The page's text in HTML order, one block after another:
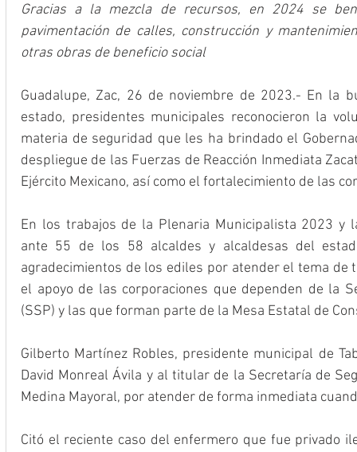
Gracias a la mezcla de recursos, en 2024 se
pavimentación de calles, construcción y
otras obras de beneficio social
Guadalupe, Zac, 26 de noviembre de 2023.- En la
estado, presidentes municipales reconocieron la
materia de seguridad que les ha brindado el
despliegue de las Fuerzas de Reacción Inmediata
Ejército Mexicano, así como el fortalecimiento de las
En los trabajos de la Plenaria Municipalista 2023 y
ante 55 de los 58 alcaldes y alcaldesas del
agradecimientos de los ediles por atender el tema de
el apoyo de las corporaciones que dependen de la
(SSP) y las que forman parte de la Mesa Estatal de
Gilberto Martínez Robles, presidente municipal de
David Monreal Ávila y al titular de la Secretaría de
Medina Mayoral, por atender de forma inmediata
Citó el reciente caso del enfermero que fue privado